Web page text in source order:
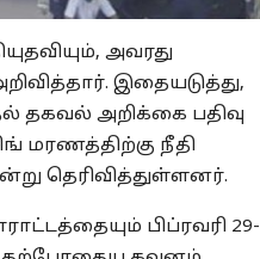
அவரது
இதையடுத்து,
தகவல் அறிக்கை பதிவு
மரணத்திற்கு நீதி
தெரிவித்துள்ளனர்.
பிப்ரவரி 29-